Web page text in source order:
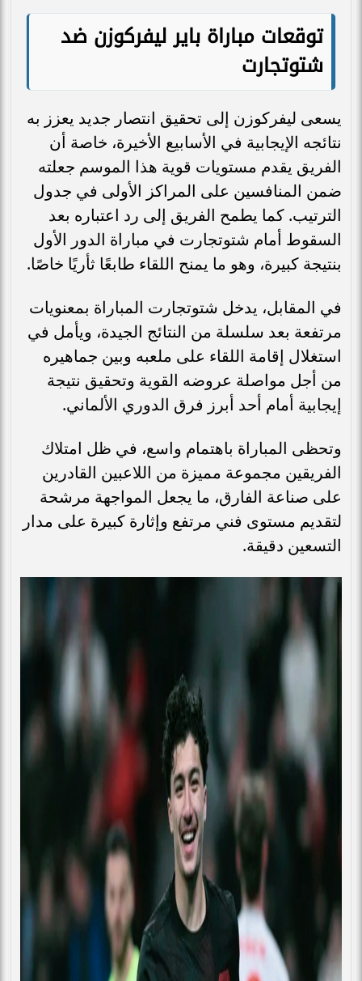
توقعات مباراة باير ليفركوزن ضد
شتوتجارت
يسعى ليفركوزن إلى تحقيق انتصار جديد يعزز به
نتائجه الإيجابية في الأسابيع الأخيرة، خاصة أن
الفريق يقدم مستويات قوية هذا الموسم جعلته
ضمن المنافسين على المراكز الأولى في جدول
الترتيب. كما يطمح الفريق إلى رد اعتباره بعد
السقوط أمام شتوتجارت في مباراة الدور الأول
بنتيجة كبيرة، وهو ما يمنح اللقاء طابعًا ثأريًا خاصًا.
في المقابل، يدخل شتوتجارت المباراة بمعنويات
مرتفعة بعد سلسلة من النتائج الجيدة، ويأمل في
استغلال إقامة اللقاء على ملعبه وبين جماهيره
من أجل مواصلة عروضه القوية وتحقيق نتيجة
إيجابية أمام أحد أبرز فرق الدوري الألماني.
وتحظى المباراة باهتمام واسع، في ظل امتلاك
الفريقين مجموعة مميزة من اللاعبين القادرين
على صناعة الفارق، ما يجعل المواجهة مرشحة
لتقديم مستوى فني مرتفع وإثارة كبيرة على مدار
التسعين دقيقة.